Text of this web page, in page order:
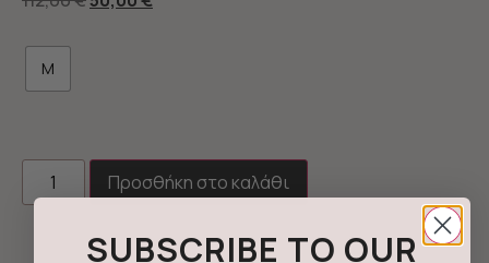
M
Προσθήκη στο καλάθι
SUBSCRIBE TO OUR